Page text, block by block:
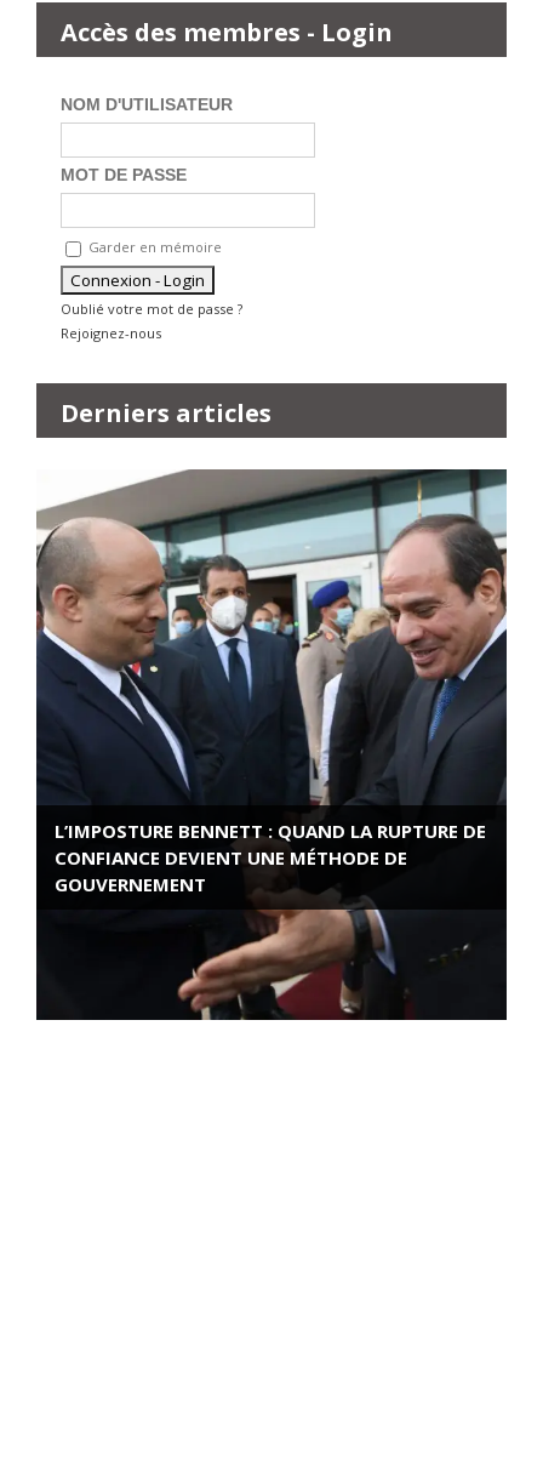
Accès des membres - Login
NOM D'UTILISATEUR
MOT DE PASSE
Garder en mémoire
Oublié votre mot de passe ?
Rejoignez-nous
Derniers articles
L’IMPOSTURE BENNETT : QUAND LA RUPTURE DE
CONFIANCE DEVIENT UNE MÉTHODE DE
GOUVERNEMENT
ROSE VALLAND, HEROÏNE DE LA RESISTANCE